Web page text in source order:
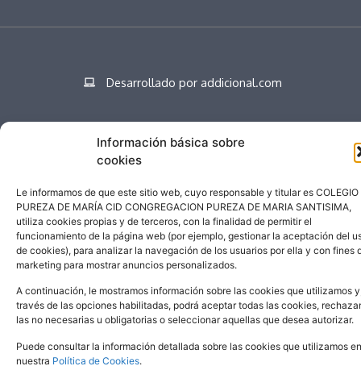
Información básica sobre
cookies
Le informamos de que este sitio web, cuyo responsable y titular es COLEGIO
PUREZA DE MARÍA CID CONGREGACION PUREZA DE MARIA SANTISIMA,
utiliza cookies propias y de terceros, con la finalidad de permitir el
funcionamiento de la página web (por ejemplo, gestionar la aceptación del
de cookies), para analizar la navegación de los usuarios por ella y con fines
marketing para mostrar anuncios personalizados.
A continuación, le mostramos información sobre las cookies que utilizamos
través de las opciones habilitadas, podrá aceptar todas las cookies, rechazar
las no necesarias u obligatorias o seleccionar aquellas que desea autorizar.
Puede consultar la información detallada sobre las cookies que utilizamos en
nuestra Política de Cookies.
Desarrollado por addicional.com